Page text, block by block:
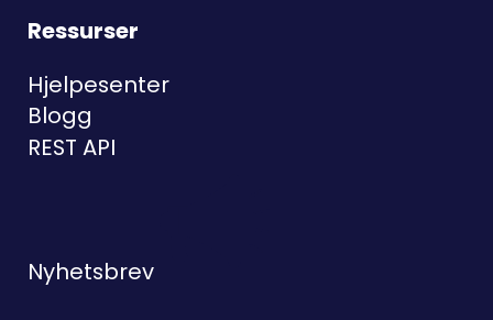
Ressurser
Hjelpesenter
Blogg
REST API
Nyhetsbrev